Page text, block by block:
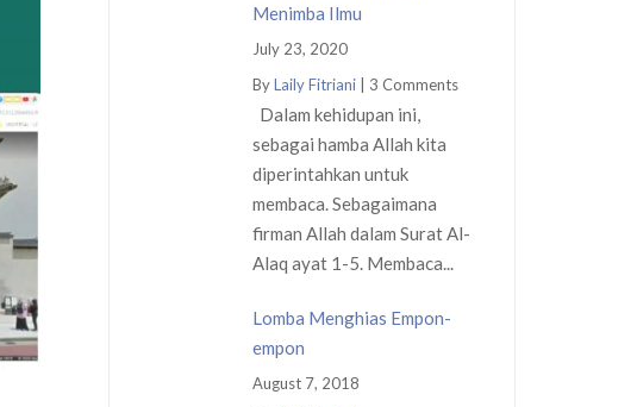
Menimba Ilmu
July 23, 2020
ByLaily Fitriani | 3 Comments
Dalam kehidupan ini,
sebagai hamba Allah kita
diperintahkan untuk
membaca. Sebagaimana
firman Allah dalam Surat Al-
Alaq ayat 1-5. Membaca...
Lomba Menghias Empon-
empon
August 7, 2018